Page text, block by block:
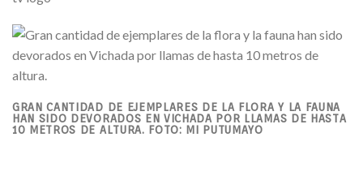
GRAN CANTIDAD DE EJEMPLARES DE LA FLORA Y LA FAUNA
HAN SIDO DEVORADOS EN VICHADA POR LLAMAS DE HASTA
10 METROS DE ALTURA. FOTO: MI PUTUMAYO